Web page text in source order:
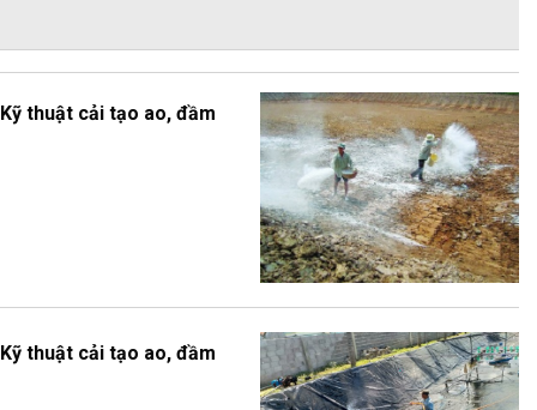
Kỹ thuật cải tạo ao, đầm
Kỹ thuật cải tạo ao, đầm